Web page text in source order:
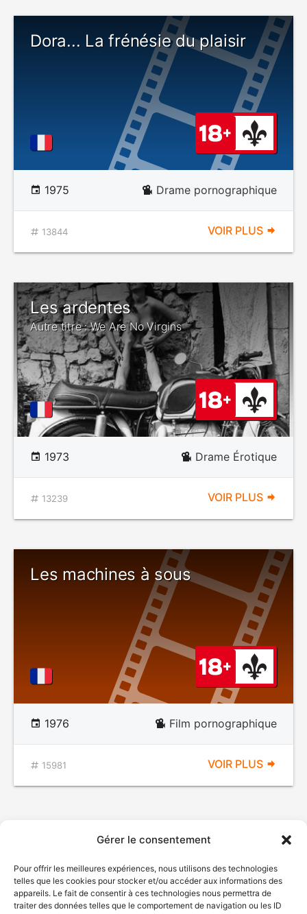
Gérer le consentement
Pour offrir les meilleures expériences, nous utilisons des technologies
telles que les cookies pour stocker et/ou accéder aux informations des
appareils. Le fait de consentir à ces technologies nous permettra de
traiter des données telles que le comportement de navigation ou les ID
Dora... La frénésie du plaisir
1975 Drame pornographique
13844 VOIR PLUS
Les ardentes
Autre titre : We Are No Virgins
1973 Drame Érotique
13239 VOIR PLUS
Les machines à sous
1976 Film pornographique
15981 VOIR PLUS